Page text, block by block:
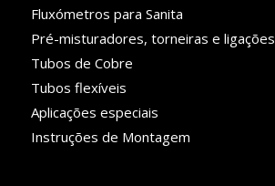
Fluxómetros para Sanita
Pré-misturadores, torneiras e ligações
Tubos de Cobre
Tubos flexíveis
Aplicações especiais
Instruções de Montagem